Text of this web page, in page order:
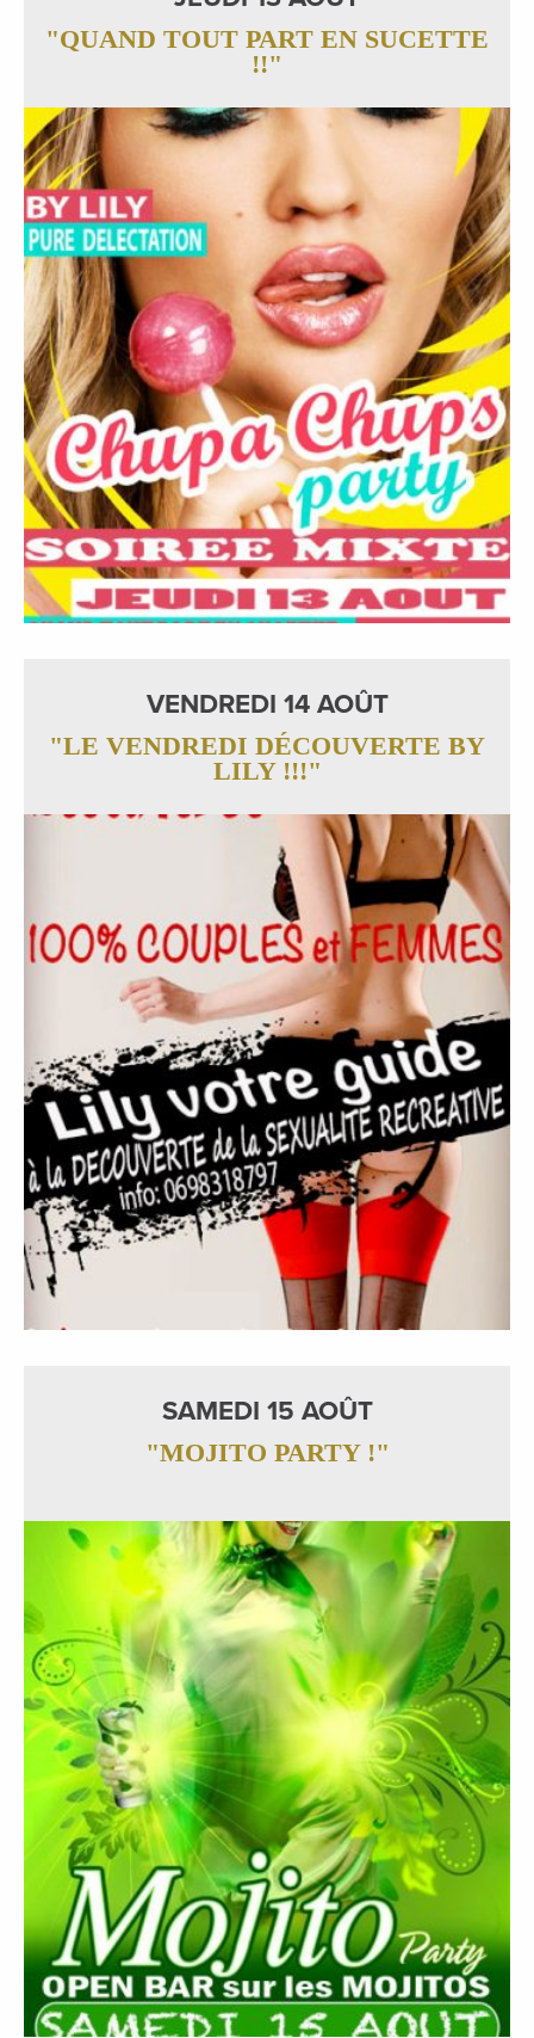
"QUAND TOUT PART EN SUCETTE
!!"
VENDREDI 14 AOÛT
"LE VENDREDI DÉCOUVERTE BY
LILY !!!"
SAMEDI 15 AOÛT
"MOJITO PARTY !"